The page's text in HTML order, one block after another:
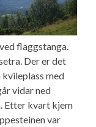
flaggstanga.
Der er det
med
vidar ned
Etter kvart kjem
var